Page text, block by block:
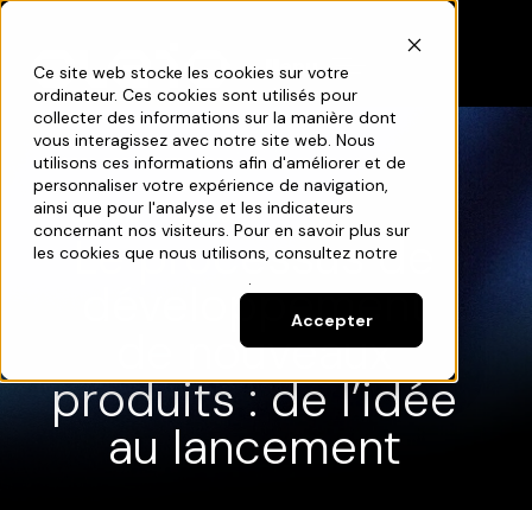
Ce site web stocke les cookies sur votre
ordinateur. Ces cookies sont utilisés pour
collecter des informations sur la manière dont
vous interagissez avec notre site web. Nous
utilisons ces informations afin d'améliorer et de
personnaliser votre expérience de navigation,
ainsi que pour l'analyse et les indicateurs
concernant nos visiteurs. Pour en savoir plus sur
les cookies que nous utilisons, consultez notre
.
Accepter
Menu
Contenu Blogue
Le processus de
développement
de nouveaux
produits : de l’idée
au lancement